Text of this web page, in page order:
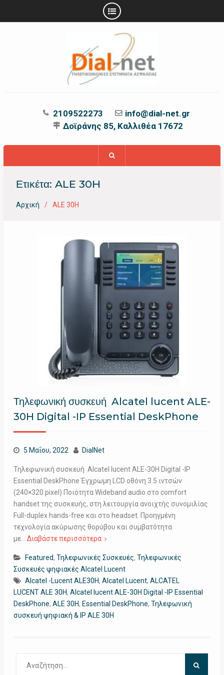
2109522273
info@dial-net.gr
Δοϊράνης 85, Καλλιθέα 17672
Ετικέτα: ALE 30H
Αρχική ALE 30H
Τηλεφωνική συσκευή Alcatel lucent ALE-
30H Digital -IP Essential DeskPhone
5 Μαΐου, 2022 DialNet
Τηλεφωνική συσκευή Alcatel lucent ALE-30H Digital -IP
Essential DeskPhone Έγχρωμη LCD οθόνη 3.5 ιντσών
(240×320 pixel) Ποιότητα Wideband audio στο comfort
handset της συσκευής, στη λειτουργία ανοιχτής συνομιλίας
Full-duplex hands-free και στο headset. Προηγμένη
τεχνολογία ακύρωσης θορύβου και συμβατότητα
με… Διαβάστε περισσότερα
Featured, Τηλεφωνικές Συσκευές, Τηλεφωνικές
Συσκευές ψηφιακές Alcatel Lucent
Alcatel -Lucent ALE30H, Alcatel Lucent, ALCATEL
LUCENT ALE 30H, Alcatel lucent ALE-30H Digital -IP Essential
DeskPhone, ALE 30H, Essential DeskPhone, Τηλεφωνική
συσκευή ψηφιακή & IP ALE 30H
για: